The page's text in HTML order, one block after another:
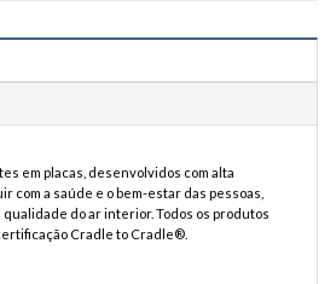
em placas, desenvolvidos com alta
com a saúde e o bem-estar das pessoas,
do ar interior. Todos os produtos
Cradle to Cradle®.